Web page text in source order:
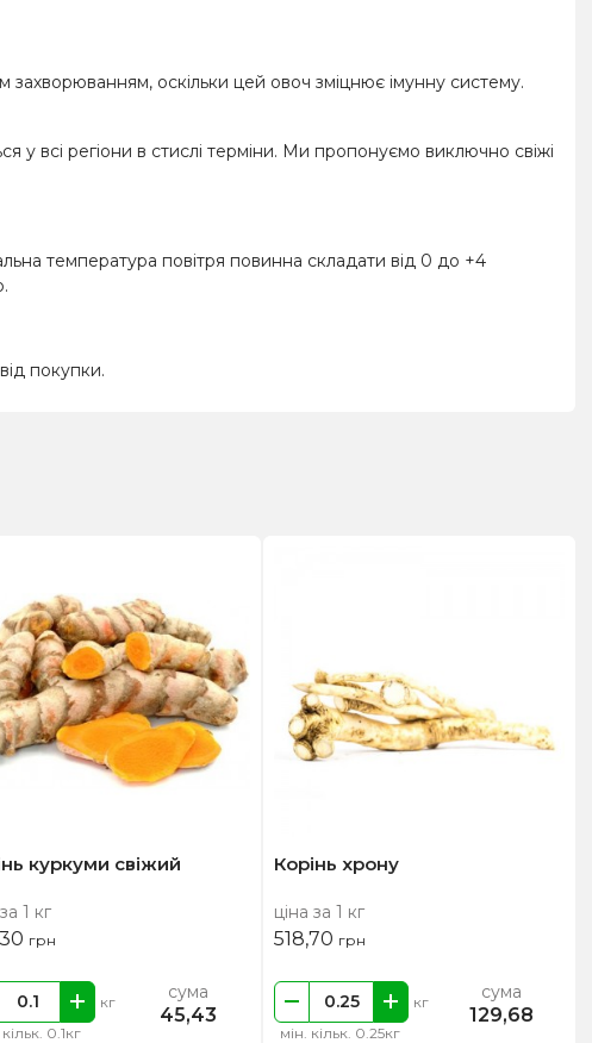
захворюванням, оскільки цей овоч зміцнює імунну систему.
всі регіони в стислі терміни. Ми пропонуємо виключно свіжі
температура повітря повинна складати від 0 до +4
покупки.
куркуми свіжий
1 кг
грн
0.1кг
кг сума
45,43
Корінь хрону
ціна за 1 кг
518,70 грн
мін. кільк. 0.25кг
кг сума
129,68